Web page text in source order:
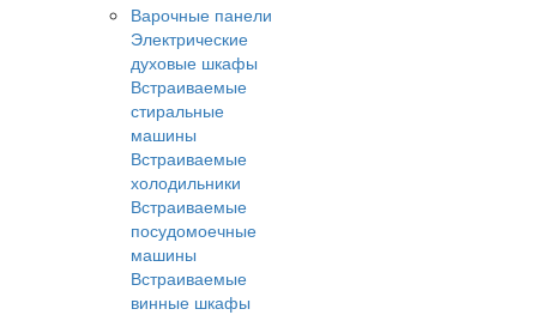
Варочные панели
Электрические
духовые шкафы
Встраиваемые
стиральные
машины
Встраиваемые
холодильники
Встраиваемые
посудомоечные
машины
Встраиваемые
винные шкафы